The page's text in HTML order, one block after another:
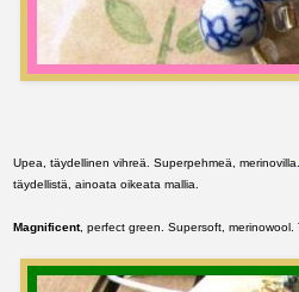
Upea, täydellinen vihreä. Superpehmeä, merinovilla.
täydellistä, ainoata oikeata mallia.
Magnificent, perfect green. Supersoft, merinowool.